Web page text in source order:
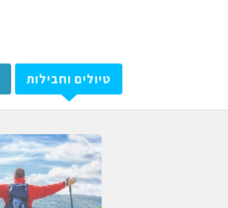
טיולים וחבילות